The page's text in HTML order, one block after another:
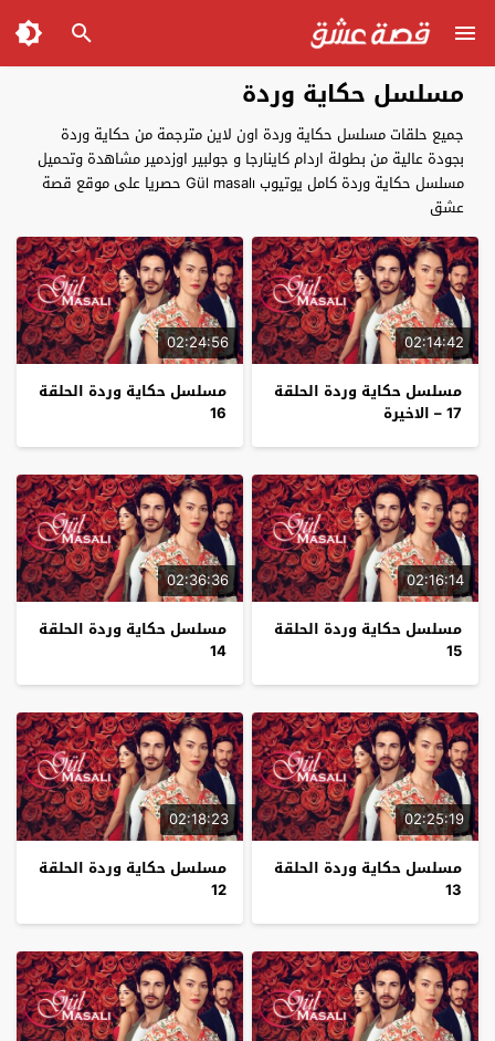
مسلسل حكاية وردة
جميع حلقات مسلسل حكاية وردة اون لاين مترجمة من حكاية وردة
بجودة عالية من بطولة اردام كاينارجا و جولبير اوزدمير مشاهدة وتحميل
مسلسل حكاية وردة كامل يوتيوب Gül masalı حصريا على موقع قصة
عشق
02:14:42
مسلسل حكاية وردة الحلقة
17 – الاخيرة
02:24:56
مسلسل حكاية وردة الحلقة
16
02:16:14
مسلسل حكاية وردة الحلقة
15
02:36:36
مسلسل حكاية وردة الحلقة
14
02:25:19
مسلسل حكاية وردة الحلقة
13
02:18:23
مسلسل حكاية وردة الحلقة
12